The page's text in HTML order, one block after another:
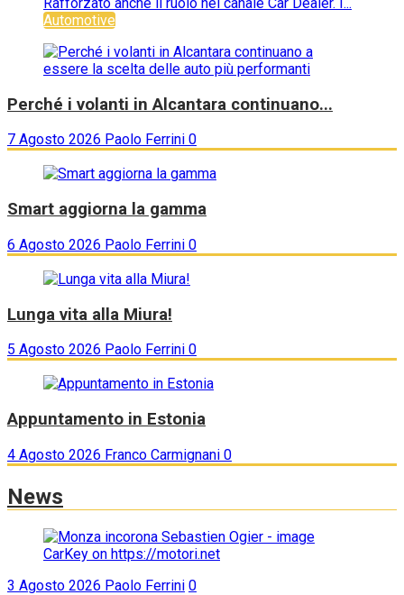
Automotive
Perché i volanti in Alcantara continuano...
7 Agosto 2026 Paolo Ferrini 0
Smart aggiorna la gamma
6 Agosto 2026 Paolo Ferrini 0
Lunga vita alla Miura!
5 Agosto 2026 Paolo Ferrini 0
Appuntamento in Estonia
4 Agosto 2026 Franco Carmignani 0
News
3 Agosto 2026 Paolo Ferrini 0